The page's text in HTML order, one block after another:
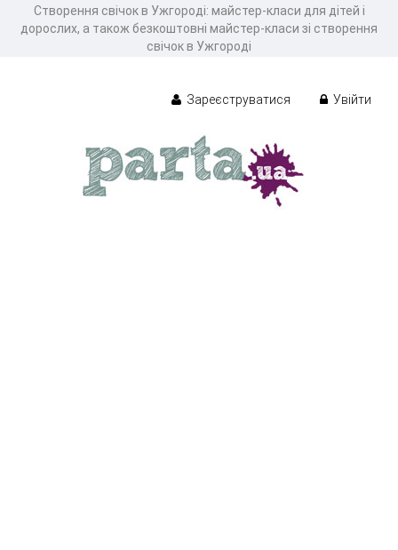
Створення свічок в Ужгороді: майстер-класи для дітей і
дорослих, а також безкоштовні майстер-класи зі створення
свічок в Ужгороді
Зареєструватися Увійти